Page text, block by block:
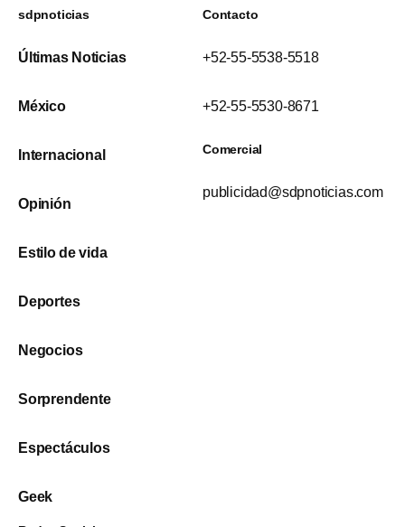
sdpnoticias
Últimas Noticias
México
Internacional
Opinión
Estilo de vida
Deportes
Negocios
Sorprendente
Espectáculos
Geek
Contacto
+52-55-5538-5518
+52-55-5530-8671
Comercial
publicidad@sdpnoticias.com